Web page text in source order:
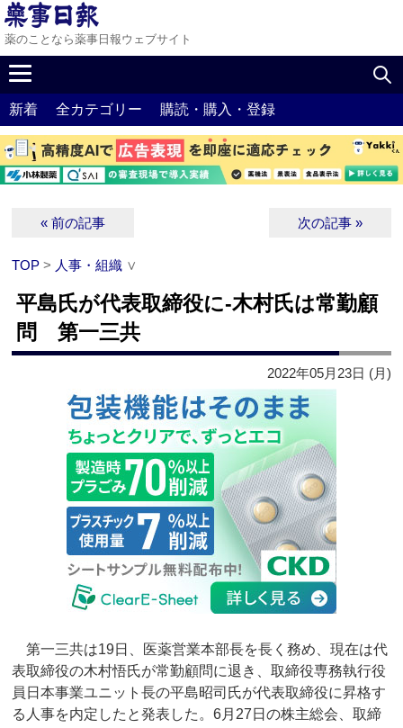
薬のことなら薬事日報ウェブサイト
新着 全カテゴリー 購読・購入・登録
« 前の記事 次の記事 »
TOP > 人事・組織 ∨
平島氏が代表取締役に‐木村氏は常勤顧
問 第一三共
2022年05月23日 (月)
第一三共は19日、医薬営業本部長を長く務め、現在は代
表取締役の木村悟氏が常勤顧問に退き、取締役専務執行役
員日本事業ユニット長の平島昭司氏が代表取締役に昇格す
る人事を内定したと発表した。6月27日の株主総会、取締